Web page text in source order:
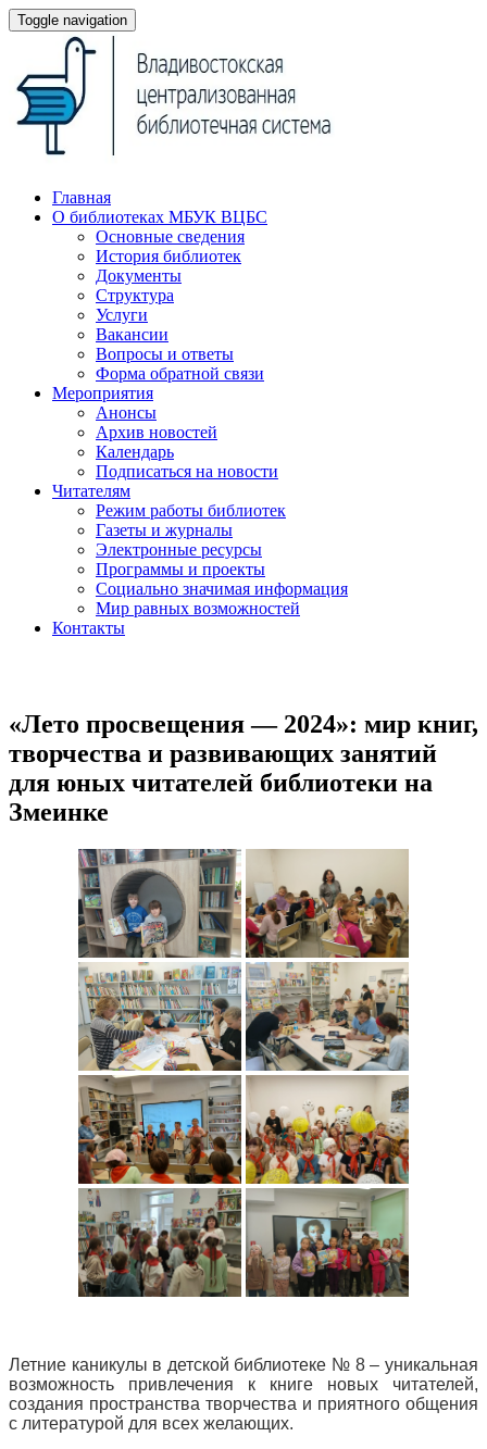
Toggle navigation
Главная
О библиотеках МБУК ВЦБС
Основные сведения
История библиотек
Документы
Структура
Услуги
Вакансии
Вопросы и ответы
Форма обратной связи
Мероприятия
Анонсы
Архив новостей
Календарь
Подписаться на новости
Читателям
Режим работы библиотек
Газеты и журналы
Электронные ресурсы
Программы и проекты
Социально значимая информация
Мир равных возможностей
Контакты
«Лето просвещения — 2024»: мир книг,
творчества и развивающих занятий
для юных читателей библиотеки на
Змеинке
Летние каникулы в детской библиотеке № 8 – уникальная
возможность привлечения к книге новых читателей,
создания пространства творчества и приятного общения
с литературой для всех желающих.